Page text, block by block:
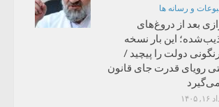
و رسانه ها
بعد از دروغ‌های
این بار نسخه
دولت را پیچید /
رویای قدرت جای قانون